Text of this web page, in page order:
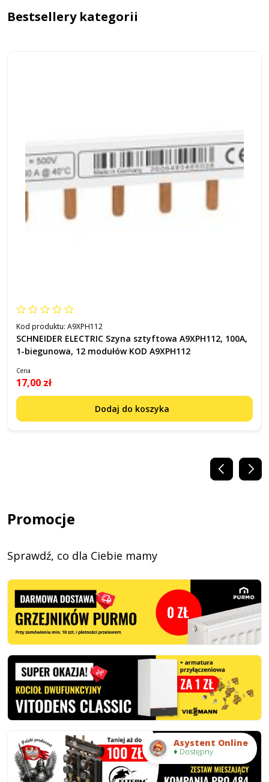
Asystent Online
♦ Dostępny
Bestsellery kategorii
Kod produktu: A9XPH112
SCHNEIDER ELECTRIC Szyna sztyftowa A9XPH112, 100A,
1-biegunowa, 12 modułów KOD A9XPH112
Cena
17,00 zł
Dodaj do koszyka
Promocje
Sprawdź, co dla Ciebie mamy